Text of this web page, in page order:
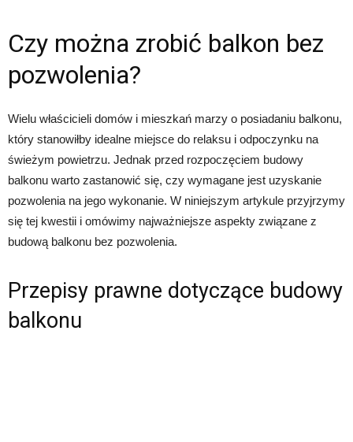
Czy można zrobić balkon bez
pozwolenia?
Wielu właścicieli domów i mieszkań marzy o posiadaniu balkonu,
który stanowiłby idealne miejsce do relaksu i odpoczynku na
świeżym powietrzu. Jednak przed rozpoczęciem budowy
balkonu warto zastanowić się, czy wymagane jest uzyskanie
pozwolenia na jego wykonanie. W niniejszym artykule przyjrzymy
się tej kwestii i omówimy najważniejsze aspekty związane z
budową balkonu bez pozwolenia.
Przepisy prawne dotyczące budowy
balkonu